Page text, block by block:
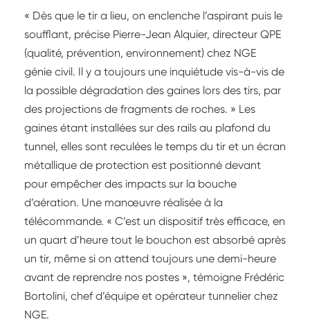
« Dès que le tir a lieu, on enclenche l’aspirant puis le
soufflant, précise Pierre-Jean Alquier, directeur QPE
(qualité, prévention, environnement) chez NGE
génie civil. Il y a toujours une inquiétude vis-à-vis de
la possible dégradation des gaines lors des tirs, par
des projections de fragments de roches. » Les
gaines étant installées sur des rails au plafond du
tunnel, elles sont reculées le temps du tir et un écran
métallique de protection est positionné devant
pour empêcher des impacts sur la bouche
d’aération. Une manœuvre réalisée à la
télécommande. « C’est un dispositif très efficace, en
un quart d’heure tout le bouchon est absorbé après
un tir, même si on attend toujours une demi-heure
avant de reprendre nos postes », témoigne Frédéric
Bortolini, chef d’équipe et opérateur tunnelier chez
NGE.